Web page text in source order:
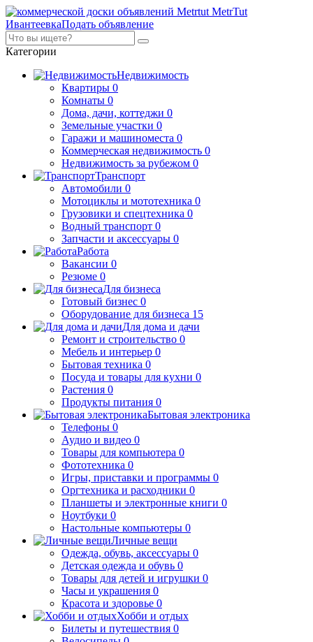
MetrTut
ИвантеевкаПодать объявление
Категории
Недвижимость
Квартиры 0
Комнаты 0
Дома, дачи, коттеджи 0
Земельные участки 0
Гаражи и машиноместа 0
Коммерческая недвижимость 0
Недвижимость за рубежом 0
Транспорт
Автомобили 0
Мотоциклы и мототехника 0
Грузовики и спецтехника 0
Водный транспорт 0
Запчасти и аксессуары 0
Работа
Вакансии 0
Резюме 0
Для бизнеса
Готовый бизнес 0
Оборудование для бизнеса 15
Для дома и дачи
Ремонт и строительство 0
Мебель и интерьер 0
Бытовая техника 0
Посуда и товары для кухни 0
Растения 0
Продукты питания 0
Бытовая электроника
Телефоны 0
Аудио и видео 0
Товары для компьютера 0
Фототехника 0
Игры, приставки и программы 0
Оргтехника и расходники 0
Планшеты и электронные книги 0
Ноутбуки 0
Настольные компьютеры 0
Личные вещи
Одежда, обувь, аксессуары 0
Детская одежда и обувь 0
Товары для детей и игрушки 0
Часы и украшения 0
Красота и здоровье 0
Хобби и отдых
Билеты и путешествия 0